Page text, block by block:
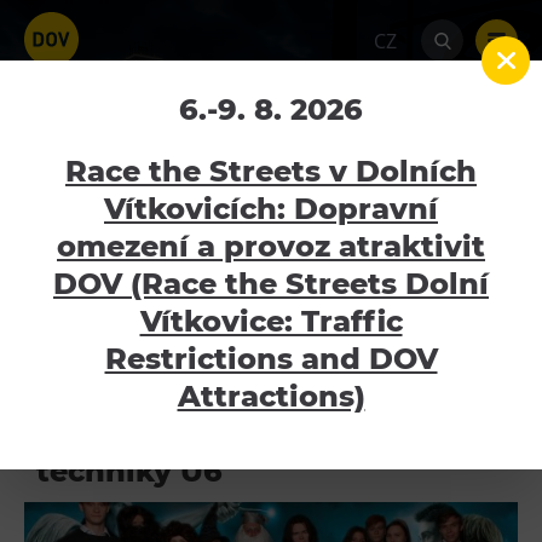
CZ
Fotografie z akcí
Home Galerie Fotografie z akcí
Atraktivity
Bolt Tower
Velký svět techniky
Malý svět techniky U6
Gong
Galerie Gong
FOTOGRAFIE ATRAKTIVIT
FOTOGRAFIE Z AKCÍ
Fotogalerie z událostí
techniky U6
6.-9. 8. 2026
Race the Streets v Dolních
Vítkovicích: Dopravní
omezení a provoz atraktivit
DOV (Race the Streets Dolní
Vítkovice: Traffic
Restrictions and DOV
Attractions)